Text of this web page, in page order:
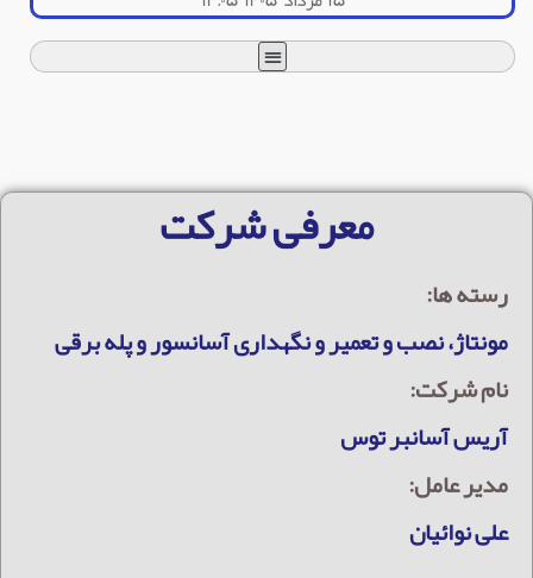
معرفی شرکت
رسته ها:
مونتاژ، نصب و تعمیر و نگهداری آسانسور و پله برقی
نام شرکت:
آریس آسانبر توس
مدیر عامل:
علی نوائیان